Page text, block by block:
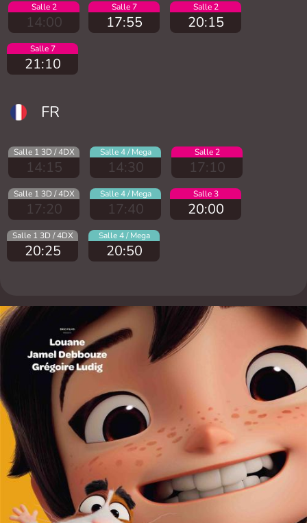
Salle 2
14:00
Salle 7
17:55
Salle 2
20:15
Salle 7
21:10
FR
Salle 1 3D / 4DX
14:15
Salle 4 / Mega
14:30
Salle 2
17:10
Salle 1 3D / 4DX
17:20
Salle 4 / Mega
17:40
Salle 3
20:00
Salle 1 3D / 4DX
20:25
Salle 4 / Mega
20:50